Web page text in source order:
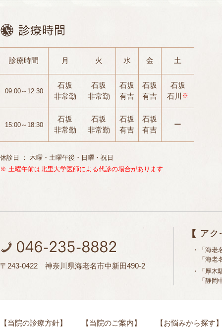
診療時間 月 火 水 金 土
09:00～12:30
石坂
非常勤
石坂
非常勤
石坂
有吉
石坂
有吉
石坂
石川 ※
15:00～18:30
石坂
非常勤
石坂
非常勤
石坂
有吉
石坂
有吉
ー
休診日 ： 木曜・土曜午後・日曜・祝日
※ 土曜午前は北里大学医師による代診の場合があります
〒243-0422 神奈川県海老名市中新田490-2
・「海老
「海老
・「厚木
「静岡
【当院の診療方針】 【当院のご案内】 【お悩みから探す